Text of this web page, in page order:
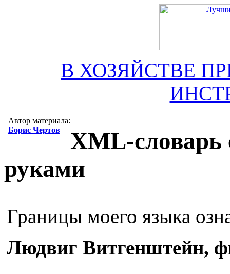
В ХОЗЯЙСТВЕ
Автор материала:
Борис Чертов
XML-словарь
руками
Границы моего языка
Людвиг Витгенштейн,